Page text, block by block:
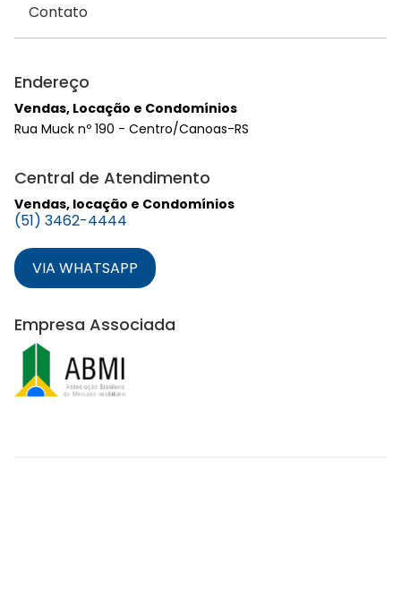
Contato
Endereço
Vendas, Locação e Condomínios
Rua Muck nº 190 - Centro/Canoas-RS
Central de Atendimento
Vendas, locação e Condomínios
(51) 3462-4444
VIA WHATSAPP
Empresa Associada